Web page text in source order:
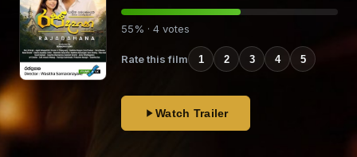
55% · 4 votes
Rate this film 1 2 3 4 5
Watch Trailer